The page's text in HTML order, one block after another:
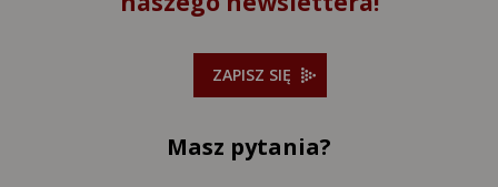
ZAPISZ SIĘ
Masz pytania?